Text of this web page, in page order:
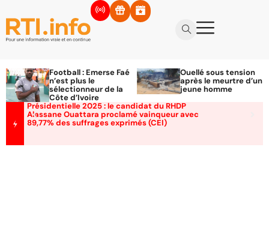
Football : Emerse Faé
n’est plus le
sélectionneur de la
Côte d’Ivoire
Ouellé sous tension
après le meurtre d’un
jeune homme
Présidentielle 2025 : le candidat du RHDP
Alassane Ouattara proclamé vainqueur avec
89,77% des suffrages exprimés (CEI)